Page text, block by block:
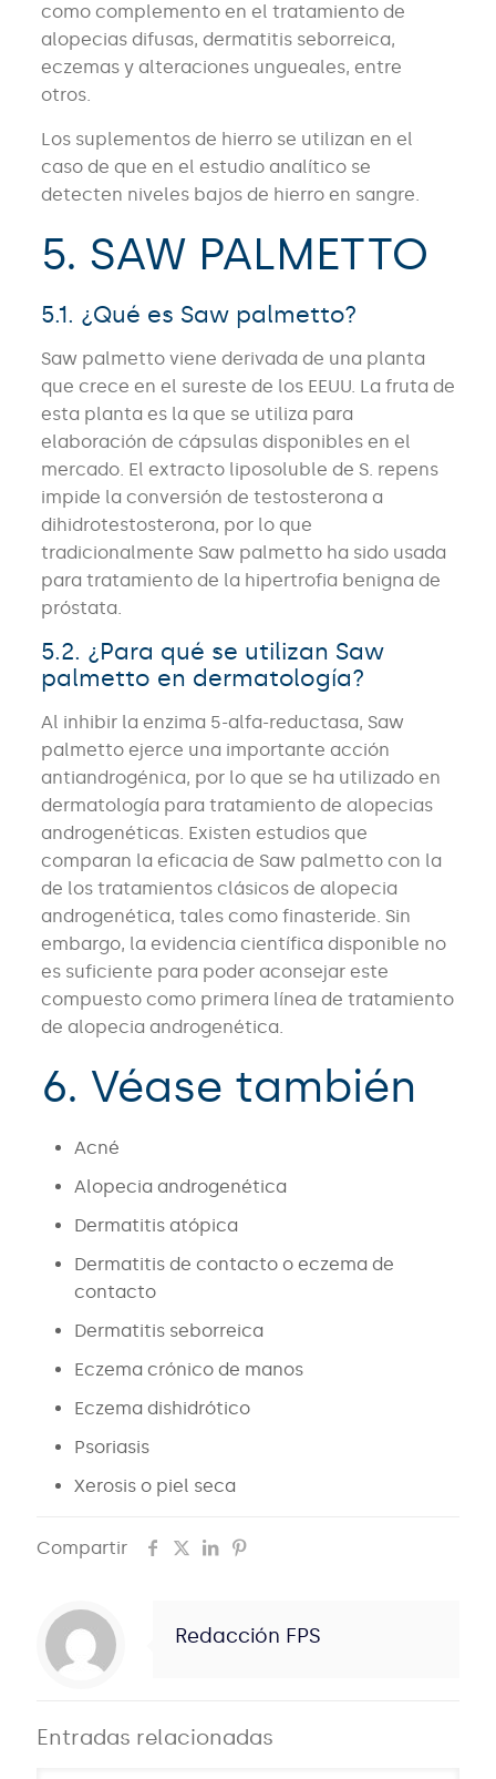
como complemento en el tratamiento de
alopecias difusas, dermatitis seborreica,
eczemas y alteraciones ungueales, entre
otros.
Los suplementos de hierro se utilizan en el
caso de que en el estudio analítico se
detecten niveles bajos de hierro en sangre.
5. SAW PALMETTO
5.1. ¿Qué es Saw palmetto?
Saw palmetto viene derivada de una planta
que crece en el sureste de los EEUU. La fruta de
esta planta es la que se utiliza para
elaboración de cápsulas disponibles en el
mercado. El extracto liposoluble de S. repens
impide la conversión de testosterona a
dihidrotestosterona, por lo que
tradicionalmente Saw palmetto ha sido usada
para tratamiento de la hipertrofia benigna de
próstata.
5.2. ¿Para qué se utilizan Saw
palmetto en dermatología?
Al inhibir la enzima 5-alfa-reductasa, Saw
palmetto ejerce una importante acción
antiandrogénica, por lo que se ha utilizado en
dermatología para tratamiento de alopecias
androgenéticas. Existen estudios que
comparan la eficacia de Saw palmetto con la
de los tratamientos clásicos de alopecia
androgenética, tales como finasteride. Sin
embargo, la evidencia científica disponible no
es suficiente para poder aconsejar este
compuesto como primera línea de tratamiento
de alopecia androgenética.
6. Véase también
Acné
Alopecia androgenética
Dermatitis atópica
Dermatitis de contacto o eczema de
contacto
Dermatitis seborreica
Eczema crónico de manos
Eczema dishidrótico
Psoriasis
Xerosis o piel seca
Compartir
Redacción FPS
Entradas relacionadas